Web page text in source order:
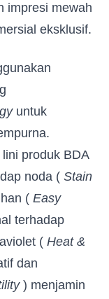
impresi mewah
eksklusif.
untuk
produk BDA
noda ( Stain
( Easy
terhadap
( Heat &
dan
) menjamin